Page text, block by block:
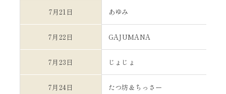
7月21日 あゆみ
7月22日 GAJUMANA
7月23日 じょじょ
7月24日 たつ坊＆ちっさー